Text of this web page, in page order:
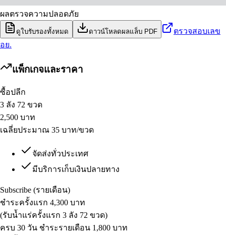
ผลตรวจความปลอดภัย
ดูใบรับรองทั้งหมด ดาวน์โหลดผลแล็บ PDF
ตรวจสอบเลข
อย.
แพ็กเกจและราคา
ซื้อปลีก
3 ลัง 72 ขวด
2,500 บาท
เฉลี่ยประมาณ 35 บาท/ขวด
จัดส่งทั่วประเทศ
มีบริการเก็บเงินปลายทาง
Subscribe (รายเดือน)
ชำระครั้งแรก 4,300 บาท
(รับน้ำแร่ครั้งแรก 3 ลัง 72 ขวด)
ครบ 30 วัน ชำระรายเดือน 1,800 บาท